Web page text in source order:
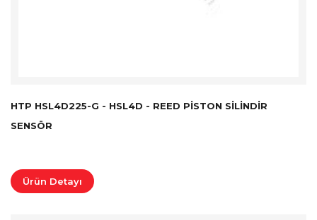
HTP HSL4D225-G - HSL4D - REED PISTON SILINDIR
SENSÖR
Ürün Detayı